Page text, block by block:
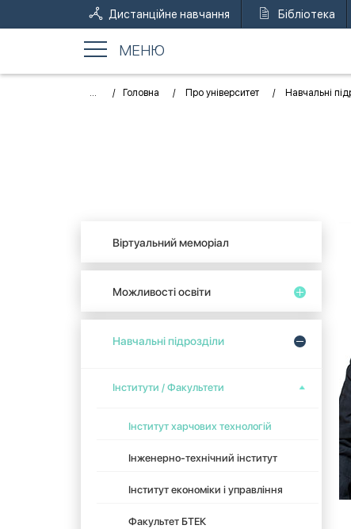
Дистанційне навчання Бібліотека
МЕНЮ
... Головна Про університет Навчальні
Віртуальний меморіал
Можливості освіти
Навчальні підрозділи
Інститути / Факультети
Інститут харчових технологій
Інженерно-технічний інститут
Інститут економіки і управління
Факультет БТЕК